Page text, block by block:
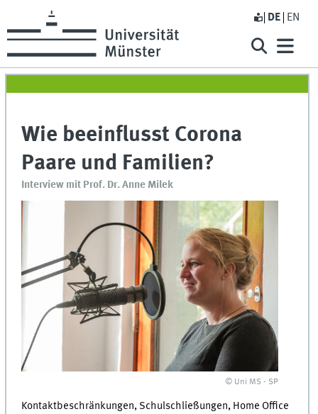
DE EN
Wie beeinflusst Corona
Paare und Familien?
Interview mit Prof. Dr. Anne Milek
© Uni MS - SP
Kontaktbeschränkungen, Schulschließungen, Home Office